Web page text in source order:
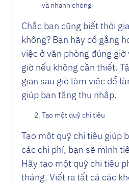
và nhanh chóng
Chắc bạn cũng biết thời
không? Bạn hãy cố gắng
việc ở văn phòng đúng
giờ nếu không cần thiết.
gian sau giờ làm việc để
giúp bạn tăng thu nhập.
Tạo một quỹ chi tiêu
Tạo một quỹ chi tiêu giúp
các chi phí, bạn sẽ mình
Hãy tạo một quỹ chi tiêu
tháng. Viết ra tất cả các